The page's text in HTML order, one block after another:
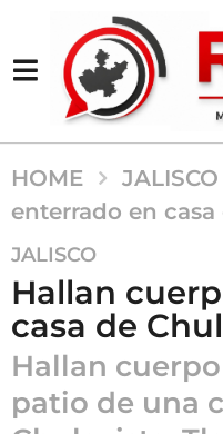
HOME JALISCO
enterrado en
4
m
e
s
e
s
a
JALISCO
Hallan
casa de
Hallan
patio de una